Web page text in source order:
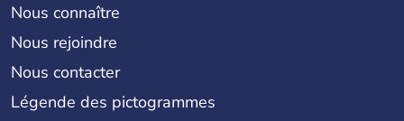
Nous connaître
Nous rejoindre
Nous contacter
Légende des pictogrammes